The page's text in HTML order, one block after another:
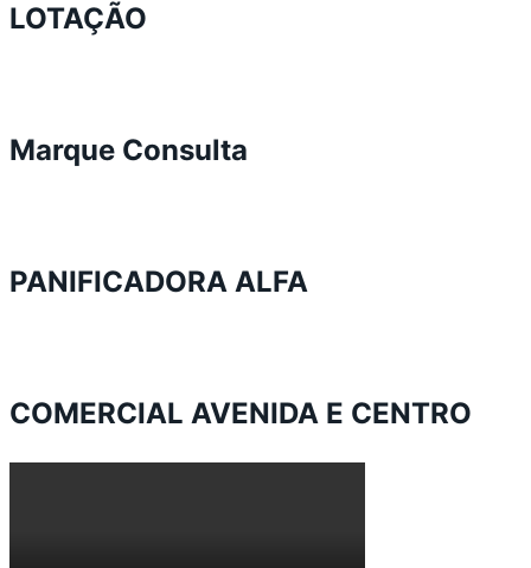
LOTAÇÃO
Marque Consulta
PANIFICADORA ALFA
COMERCIAL AVENIDA E CENTRO